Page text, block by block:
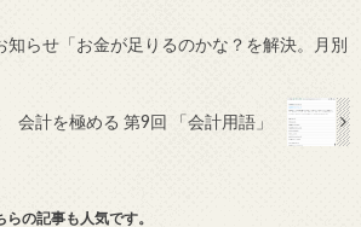
知らせ「お金が足りるのかな？を解決。月別
会計を極める 第9回 「会計用語」
らの記事も人気です。